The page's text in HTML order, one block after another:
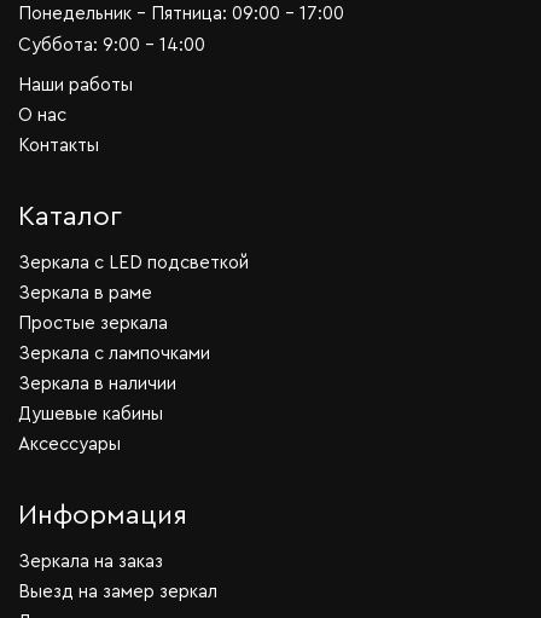
Понедельник - Пятница: 09:00 - 17:00
Суббота: 9:00 - 14:00
Наши работы
О нас
Контакты
Каталог
Зеркала c LED подсветкой
Зеркала в раме
Простые зеркала
Зеркала с лампочками
Зеркала в наличии
Душевые кабины
Аксессуары
Информация
Зеркала на заказ
Выезд на замер зеркал